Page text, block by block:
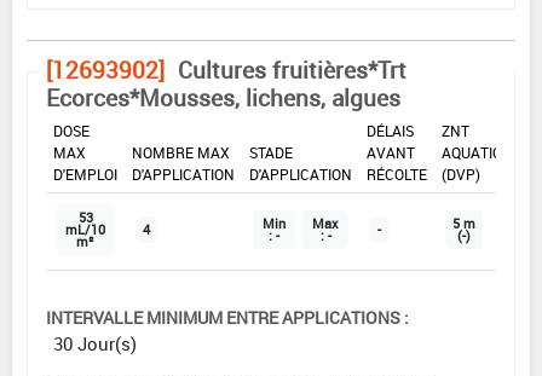
[12693902] Cultures fruitières*Trt
Ecorces*Mousses, lichens, algues
DOSE
MAX
D'EMPLOI
NOMBRE MAX
D'APPLICATION
STADE
D'APPLICATION
DÉLAIS
AVANT
RÉCOLTE
ZNT
AQUATIQUE
(DVP)
53
mL/10
m²
4 Min
: -
Max
: - - 5 m
(-)
INTERVALLE MINIMUM ENTRE APPLICATIONS :
30 Jour(s)